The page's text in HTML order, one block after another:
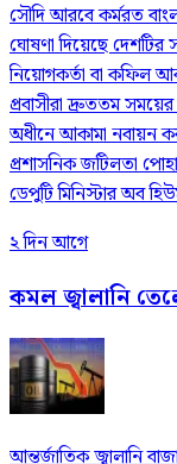
সৌদি আরবে কর্মরত
ঘোষণা দিয়েছে
নিয়োগকর্তা বা কফিল
প্রবাসীরা দ্রুততম
অধীনে আকামা নবায়ন
প্রশাসনিক জটিলতা
ডেপুটি মিনিস্টার অব
২ দিন আগে
কমল জ্বালানি
আন্তর্জাতিক জ্বালানি